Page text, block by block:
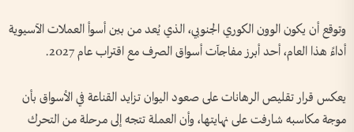
وتوقع أن يكون الوون الكوري الجنوبي، الذي يُعد من بين أسوأ العملات الآسيوية
أداءً هذا العام، أحد أبرز مفاجآت أسواق الصرف مع اقتراب عام 2027.
يعكس قرار تقليص الرهانات على صعود اليوان تزايد القناعة في الأسواق بأن
موجة مكاسبه شارفت على نهايتها، وأن العملة تتجه إلى مرحلة من التحرك